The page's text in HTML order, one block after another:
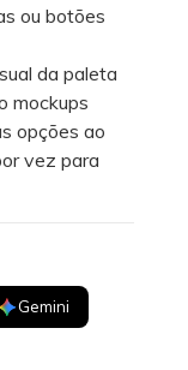
ou botões
da paleta
mockups
opções ao
vez para
Gemini